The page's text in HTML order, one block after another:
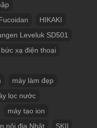
HIKAKI
Leveluk SD501
xạ điện thoại
máy làm đẹp
lọc nước
máy tạo ion
nội địa Nhật SKII